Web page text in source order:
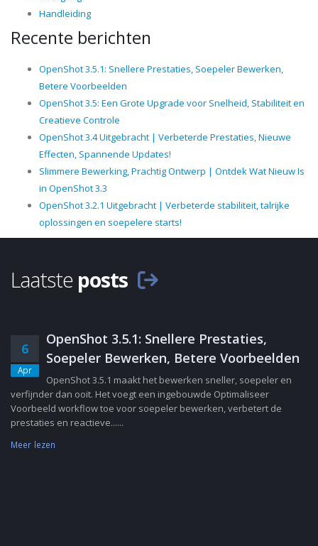
Handleiding
Recente berichten
OpenShot 3.5.1: Snellere Prestaties, Soepeler Bewerken,
Betere Voorbeelden
OpenShot 3.5: Een Grote Upgrade voor Snelheid, Stabiliteit en
Creatieve Controle
OpenShot 3.4 Uitgebracht | Verbeterde Prestaties, Nieuwe
Effecten, Spannende Updates!
Slimmere Bewerking, Prachtig Ontwerp | Ontdek Wat Nieuw Is
in OpenShot 3.3
OpenShot 3.2.1 Uitgebracht | Verbeterde stabiliteit, talrijke
oplossingen en soepelere starts!
Laatste posts
6
Apr
OpenShot 3.5.1: Snellere Prestaties,
Soepeler Bewerken, Betere Voorbeelden
OpenShot 3.5.1 maakt het bewerken sneller, soepeler en
verfijnder dan ooit. Het voegt een ingebouwde Optimaliseer
Voorbeeld workflow toe voor soepeler bewerken, verbetert de
prestaties en reactieve......
Meer lezen